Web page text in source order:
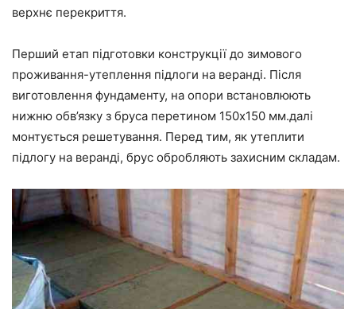
верхнє перекриття.
Перший етап підготовки конструкції до зимового
проживання-утеплення підлоги на веранді. Після
виготовлення фундаменту, на опори встановлюють
нижню обв’язку з бруса перетином 150х150 мм.далі
монтується решетування. Перед тим, як утеплити
підлогу на веранді, брус обробляють захисним складам.